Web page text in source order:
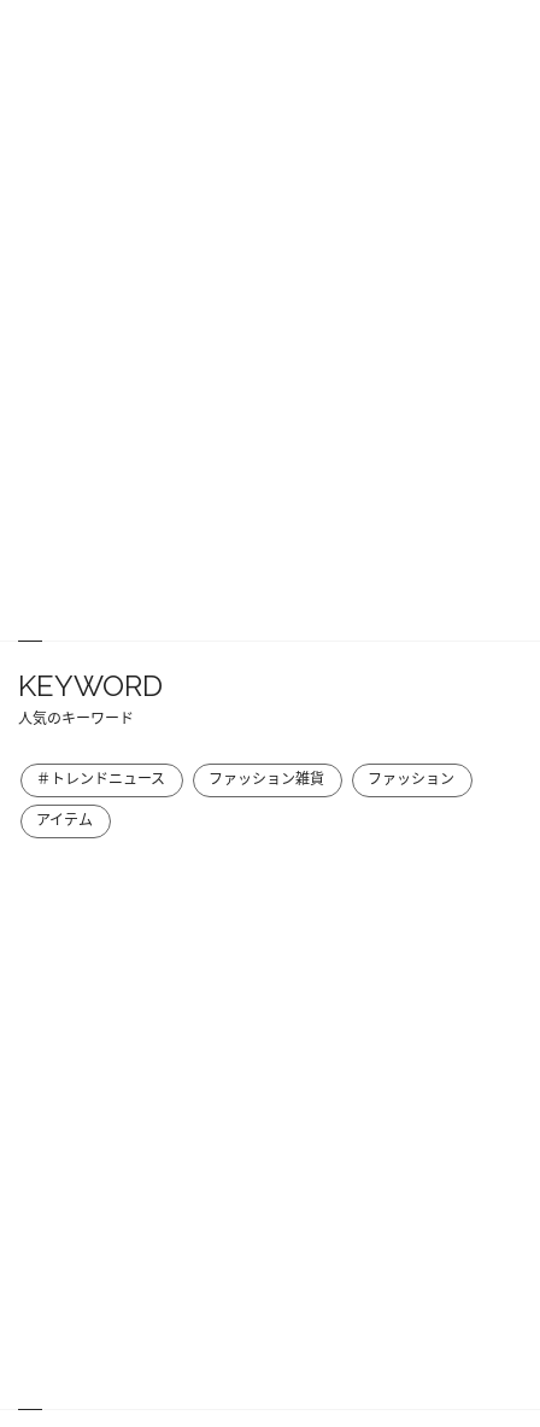
KEYWORD
人気のキーワード
＃トレンドニュース ファッション雑貨
ファッション
アイテム